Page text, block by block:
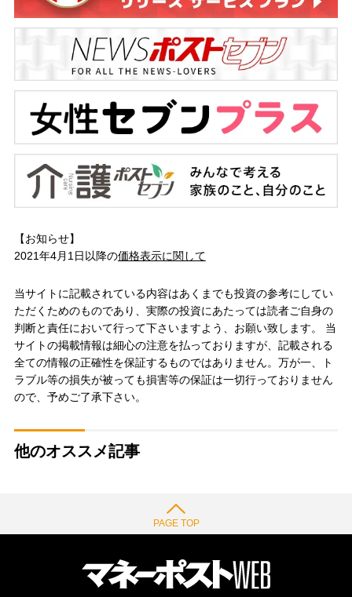
【お知らせ】
2021年4月1日以降の価格表示に関して
当サイトに記載されている内容はあくまでも投資の参考にしてい
ただくためのものであり、実際の投資にあたっては読者ご自身の
判断と責任において行って下さいますよう、お願い致します。 当
サイトの掲載情報は細心の注意を払っておりますが、記載される
全ての情報の正確性を保証するものではありません。万が一、ト
ラブル等の損失が被っても損害等の保証は一切行っておりません
ので、予めご了承下さい。
他のオススメ記事
PAGE TOP